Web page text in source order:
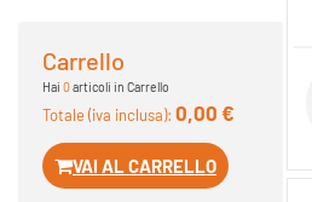
Carrello
Hai 0articoli in Carrello
Totale (iva inclusa): 0,00 €
VAI AL CARRELLO